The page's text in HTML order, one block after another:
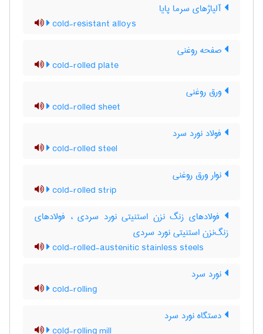
آلیاژهای سرما پایا
cold-resistant alloys
صفحه روغنی
cold-rolled plate
ورق روغنی
cold-rolled sheet
فولاد نورد سرد
cold-rolled steel
نوار ورق روغنی
cold-rolled strip
فولادهای زنگ نزن استنیتی نورد سردی ، فولادهای
زنگ‌نزن استنیتی نورد سردی
cold-rolled-austenitic stainless steels
نورد سرد
cold-rolling
دستگاه نورد سرد